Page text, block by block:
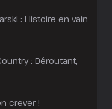
: Histoire en vain
: Déroutant,
crever !